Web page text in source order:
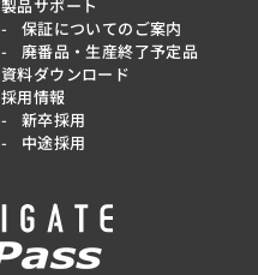
製品サポート
保証についてのご案内
廃番品・生産終了予定品
資料ダウンロード
採用情報
新卒採用
中途採用